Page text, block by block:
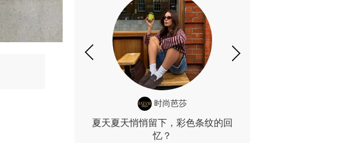
时尚芭莎
夏天夏天悄悄留下，彩色条纹的回
忆？